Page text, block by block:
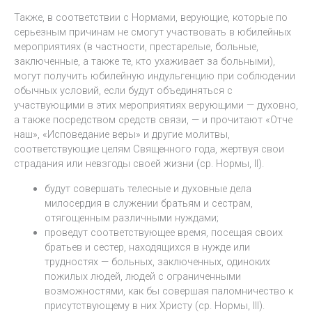
Также, в соответствии с Нормами, верующие, которые по
серьезным причинам не смогут участвовать в юбилейных
мероприятиях (в частности, престарелые, больные,
заключенные, а также те, кто ухаживает за больными),
могут получить юбилейную индульгенцию при соблюдении
обычных условий, если будут объединяться с
участвующими в этих мероприятиях верующими — духовно,
а также посредством средств связи, — и прочитают «Отче
наш», «Исповедание веры» и другие молитвы,
соответствующие целям Священного года, жертвуя свои
страдания или невзгоды своей жизни (ср. Нормы, II).
будут совершать телесные и духовные дела
милосердия в служении братьям и сестрам,
отягощенным различными нуждами;
проведут соответствующее время, посещая своих
братьев и сестер, находящихся в нужде или
трудностях — больных, заключенных, одиноких
пожилых людей, людей с ограниченными
возможностями, как бы совершая паломничество к
присутствующему в них Христу (ср. Нормы, III).